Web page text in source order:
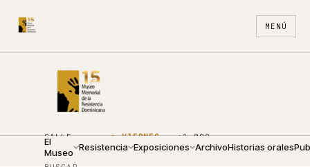
MENÚ
CALLE
ARZOBISPO
NOUEL 210
●VIERNES ·
09:00 —
+1 809
688
ES EN
El
Museo Resistencia Exposiciones ArchivoHistorias orales